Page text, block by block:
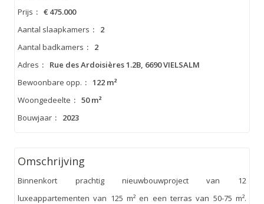
Prijs : € 475.000
Aantal slaapkamers :
2
Aantal badkamers :
2
Adres :
Rue des Ardoisières 1.2B, 6690 VIELSALM
Bewoonbare opp. : 122 m²
Woongedeelte : 50 m²
Bouwjaar : 2023
Omschrijving
Binnenkort prachtig nieuwbouwproject van 12
luxeappartementen van 125 m² en een terras van 50-75 m².